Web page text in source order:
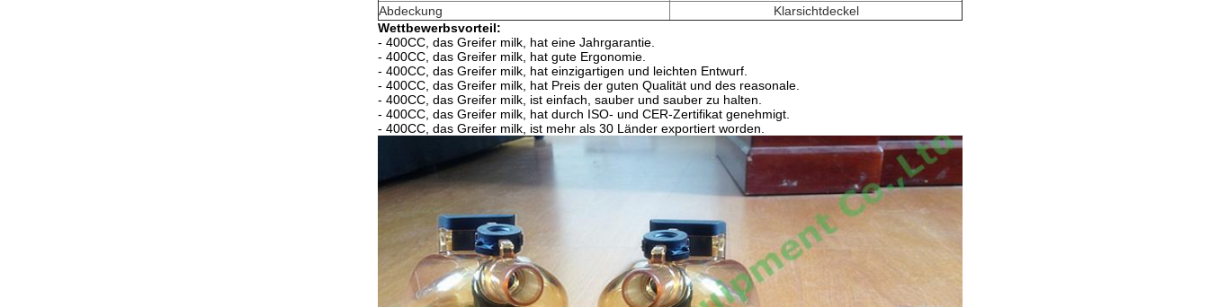
Abdeckung
Klarsichtdeckel
Wettbewerbsvorteil:
- 400CC, das Greifer milk, hat eine Jahrgarantie.
- 400CC, das Greifer milk, hat gute Ergonomie.
- 400CC, das Greifer milk, hat einzigartigen und leichten Entwurf.
- 400CC, das Greifer milk, hat Preis der guten Qualität und des reasonale.
- 400CC, das Greifer milk, ist einfach, sauber und sauber zu halten.
- 400CC, das Greifer milk, hat durch ISO- und CER-Zertifikat genehmigt.
- 400CC, das Greifer milk, ist mehr als 30 Länder exportiert worden.